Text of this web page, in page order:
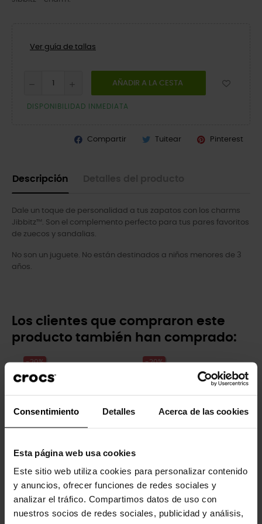
Consentimiento Detalles Acerca de las cookies
Esta página web usa cookies
Este sitio web utiliza cookies para personalizar contenido
y anuncios, ofrecer funciones de redes sociales y
analizar el tráfico. Compartimos datos de uso con
nuestros socios de redes sociales, publicidad y análisis,
Ver guía de tallas
AÑADIR A LA CESTA
DISPONIBILIDAD INMEDIATA
Compartir Tuitear Pinterest
Descripción
Dale un toque de personalidad a tus zapatos con los charms
Jibbitz™. Son el complemento perfecto para tus pares favoritos
de zuecos y sandalias.
No son un juguete. No están destinados a niños menores de 3
años.
Los clientes que compraron este
producto también han comprado:
-20%
Zuecos unisex Crocband™ U
64,90 € 51,92 €
-20%
Zuecos de mujer Classic...
74,99 € 59,99 €